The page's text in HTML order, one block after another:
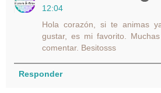
12:04
Hola corazón, si te animas
gustar, es mi favorito.
comentar. Besitosss
Responder